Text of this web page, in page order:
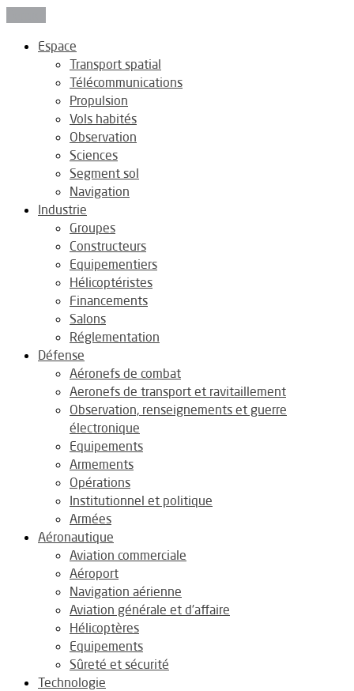
Espace
Transport spatial
Télécommunications
Propulsion
Vols habités
Observation
Sciences
Segment sol
Navigation
Industrie
Groupes
Constructeurs
Equipementiers
Hélicoptéristes
Financements
Salons
Réglementation
Défense
Aéronefs de combat
Aeronefs de transport et ravitaillement
Observation, renseignements et guerre
électronique
Equipements
Armements
Opérations
Institutionnel et politique
Armées
Aéronautique
Aviation commerciale
Aéroport
Navigation aérienne
Aviation générale et d’affaire
Hélicoptères
Equipements
Sûreté et sécurité
Technologie